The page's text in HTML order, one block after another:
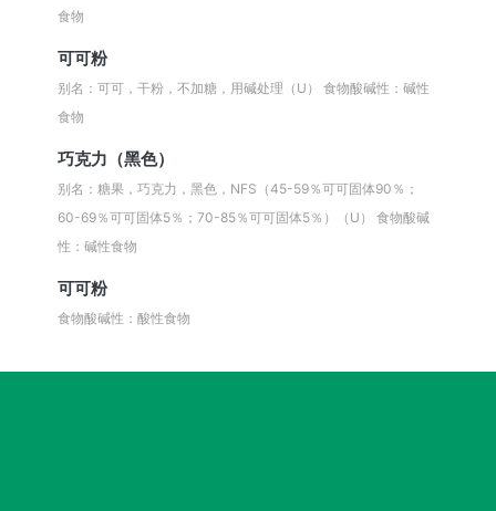
食物
可可粉
别名：可可，干粉，不加糖，用碱处理（U）食物酸碱性：碱性
食物
巧克力（黑色）
别名：糖果，巧克力，黑色，NFS（45-59％可可固体90％；
60-69％可可固体5％；70-85％可可固体5％）（U）食物酸碱
性：碱性食物
可可粉
食物酸碱性：酸性食物